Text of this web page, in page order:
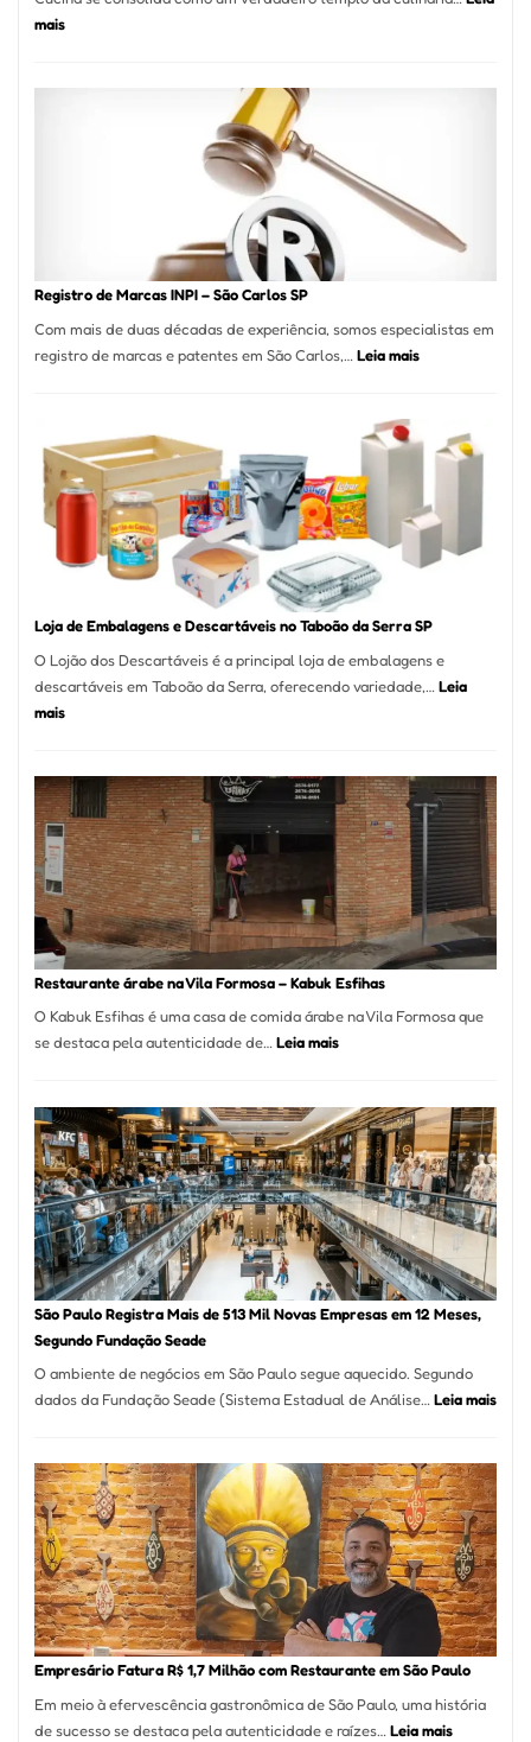
mais:
Bibi
Registro de Marcas INPI – São Carlos SP
Com mais de duas décadas de experiência, somos especialistas em
registro de marcas e patentes em São Carlos,… Leia mais:
Marcas
INPI
São
Carlos
SP
Loja de Embalagens e Descartáveis no Taboão da Serra SP
O Lojão dos Descartáveis é a principal loja de embalagens e
descartáveis em Taboão da Serra, oferecendo variedade,… Leia
mais:
Embalagens
e
Descartáveis
no
Taboão
da
Serra
SP
Restaurante árabe na Vila Formosa – Kabuk Esfihas
O Kabuk Esfihas é uma casa de comida árabe na Vila Formosa que
se destaca pela autenticidade de…Leia mais:
na
Vila
Formosa
–
Kabuk
Esfihas
São Paulo Registra Mais de 513 Mil Novas Empresas em 12 Meses,
Segundo Fundação Seade
O ambiente de negócios em São Paulo segue aquecido. Segundo
dados da Fundação Seade (Sistema Estadual de Análise… Leia mais:
de
513
Mil
em
Empresário Fatura R$ 1,7 Milhão com Restaurante em São Paulo
Em meio à efervescência gastronômica de São Paulo, uma história
de sucesso se destaca pela autenticidade e raízes… Leia mais: